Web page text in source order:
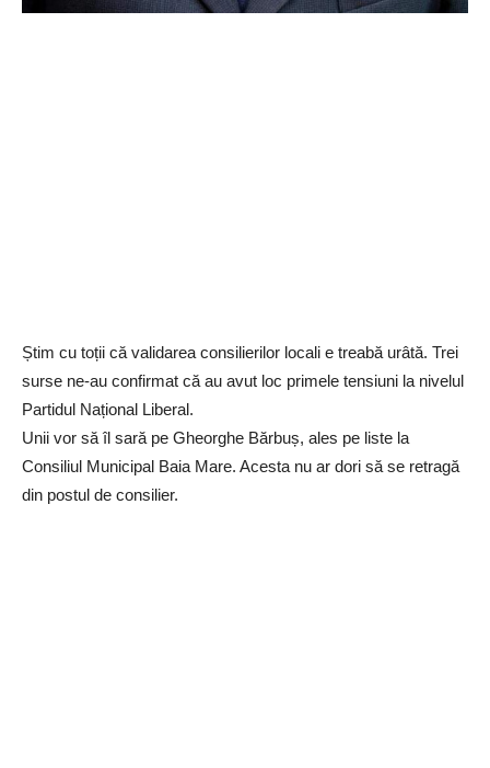
Știm cu toții că validarea consilierilor locali e treabă urâtă. Trei
surse ne-au confirmat că au avut loc primele tensiuni la nivelul
Partidul Național Liberal.
Unii vor să îl sară pe Gheorghe Bărbuș, ales pe liste la
Consiliul Municipal Baia Mare. Acesta nu ar dori să se retragă
din postul de consilier.